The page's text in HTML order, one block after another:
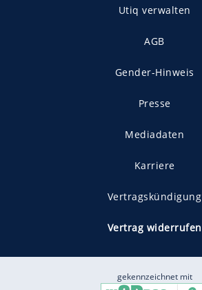
Utiq verwalten
AGB
Gender-Hinweis
Presse
Mediadaten
Karriere
Vertragskündigung
Vertrag widerrufen
gekennzeichnet mit